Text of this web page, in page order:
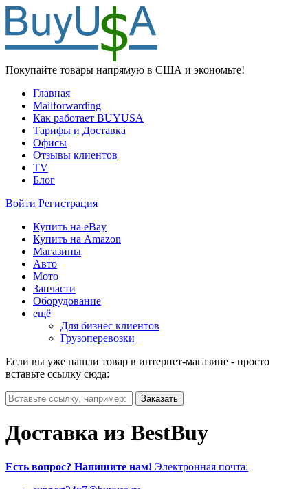
Покупайте товары напрямую в США и экономьте!
Главная
Mailforwarding
Как работает BUYUSA
Тарифы и Доставка
Офисы
Отзывы клиентов
TV
Блог
Войти Регистрация
Купить на eBay
Купить на Amazon
Магазины
Авто
Мото
Запчасти
Оборудование
ещё
Для бизнес клиентов
Грузоперевозки
Если вы уже нашли товар в интернет-магазине - просто
вставьте ссылку сюда:
Доставка из BestBuy
Есть вопрос? Напишите нам! Электронная почта: